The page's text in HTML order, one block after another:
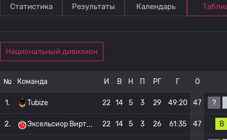
Статистика Результаты Календарь
Национальный дивизион
№ Команда И В Н П РГ Г О
1. Tubize 22 14 5 3 29 49:20 47 ?
2. Эксельсиор Вирт 22 14 5 3 26 61:35 47 В